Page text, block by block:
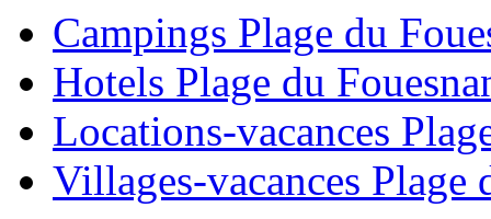
Campings Plage du
Hotels Plage du
Locations-vacances
Villages-vacances Plage